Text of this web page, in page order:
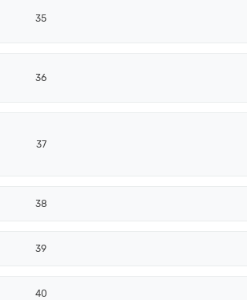
35
36
37
38
39
40